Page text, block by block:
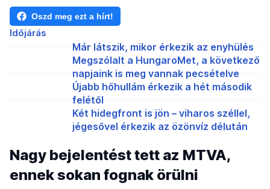
Oszd meg ezt a hírt!
Időjárás
Már látszik, mikor érkezik az enyhülés
Megszólalt a HungaroMet, a következő
napjaink is meg vannak pecsételve
Újabb hőhullám érkezik a hét második
felétől
Két hidegfront is jön – viharos széllel,
jégesővel érkezik az özönvíz délután
Nagy bejelentést tett az MTVA,
ennek sokan fognak örülni